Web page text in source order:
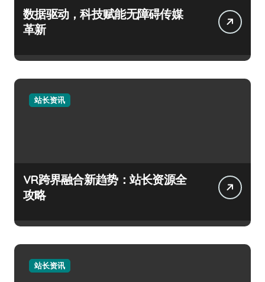
数据驱动，科技赋能无障碍传媒
革新
站长资讯
VR跨界融合新趋势：站长资源全
攻略
站长资讯